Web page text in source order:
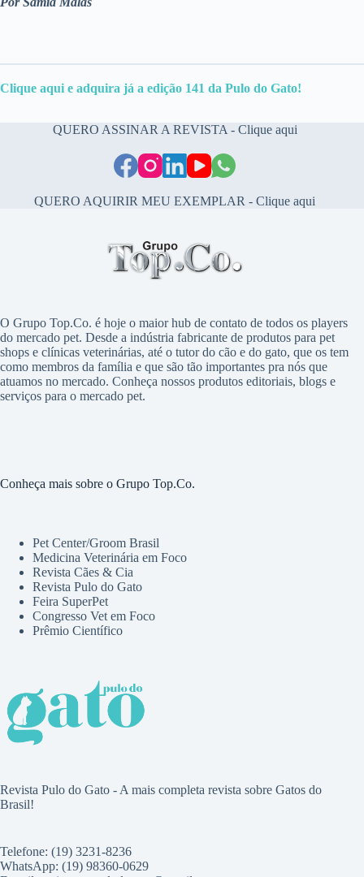
Clique aqui e adquira já a edição 141 da Pulo do Gato!
QUERO ASSINAR A REVISTA - Clique aqui
QUERO AQUIRIR MEU EXEMPLAR - Clique aqui
O Grupo Top.Co. é hoje o maior hub de contato de todos os players
do mercado pet. Desde a indústria fabricante de produtos para pet
shops e clínicas veterinárias, até o tutor do cão e do gato, que os tem
como membros da família e que são tão importantes pra nós que
atuamos no mercado. Conheça nossos produtos editoriais, blogs e
serviços para o mercado pet.
Conheça mais sobre o Grupo Top.Co.
Pet Center/Groom Brasil
Medicina Veterinária em Foco
Revista Cães & Cia
Revista Pulo do Gato
Feira SuperPet
Congresso Vet em Foco
Prêmio Científico
Revista Pulo do Gato - A mais completa revista sobre Gatos do
Brasil!
Telefone: (19) 3231-8236
WhatsApp: (19) 98360-0629